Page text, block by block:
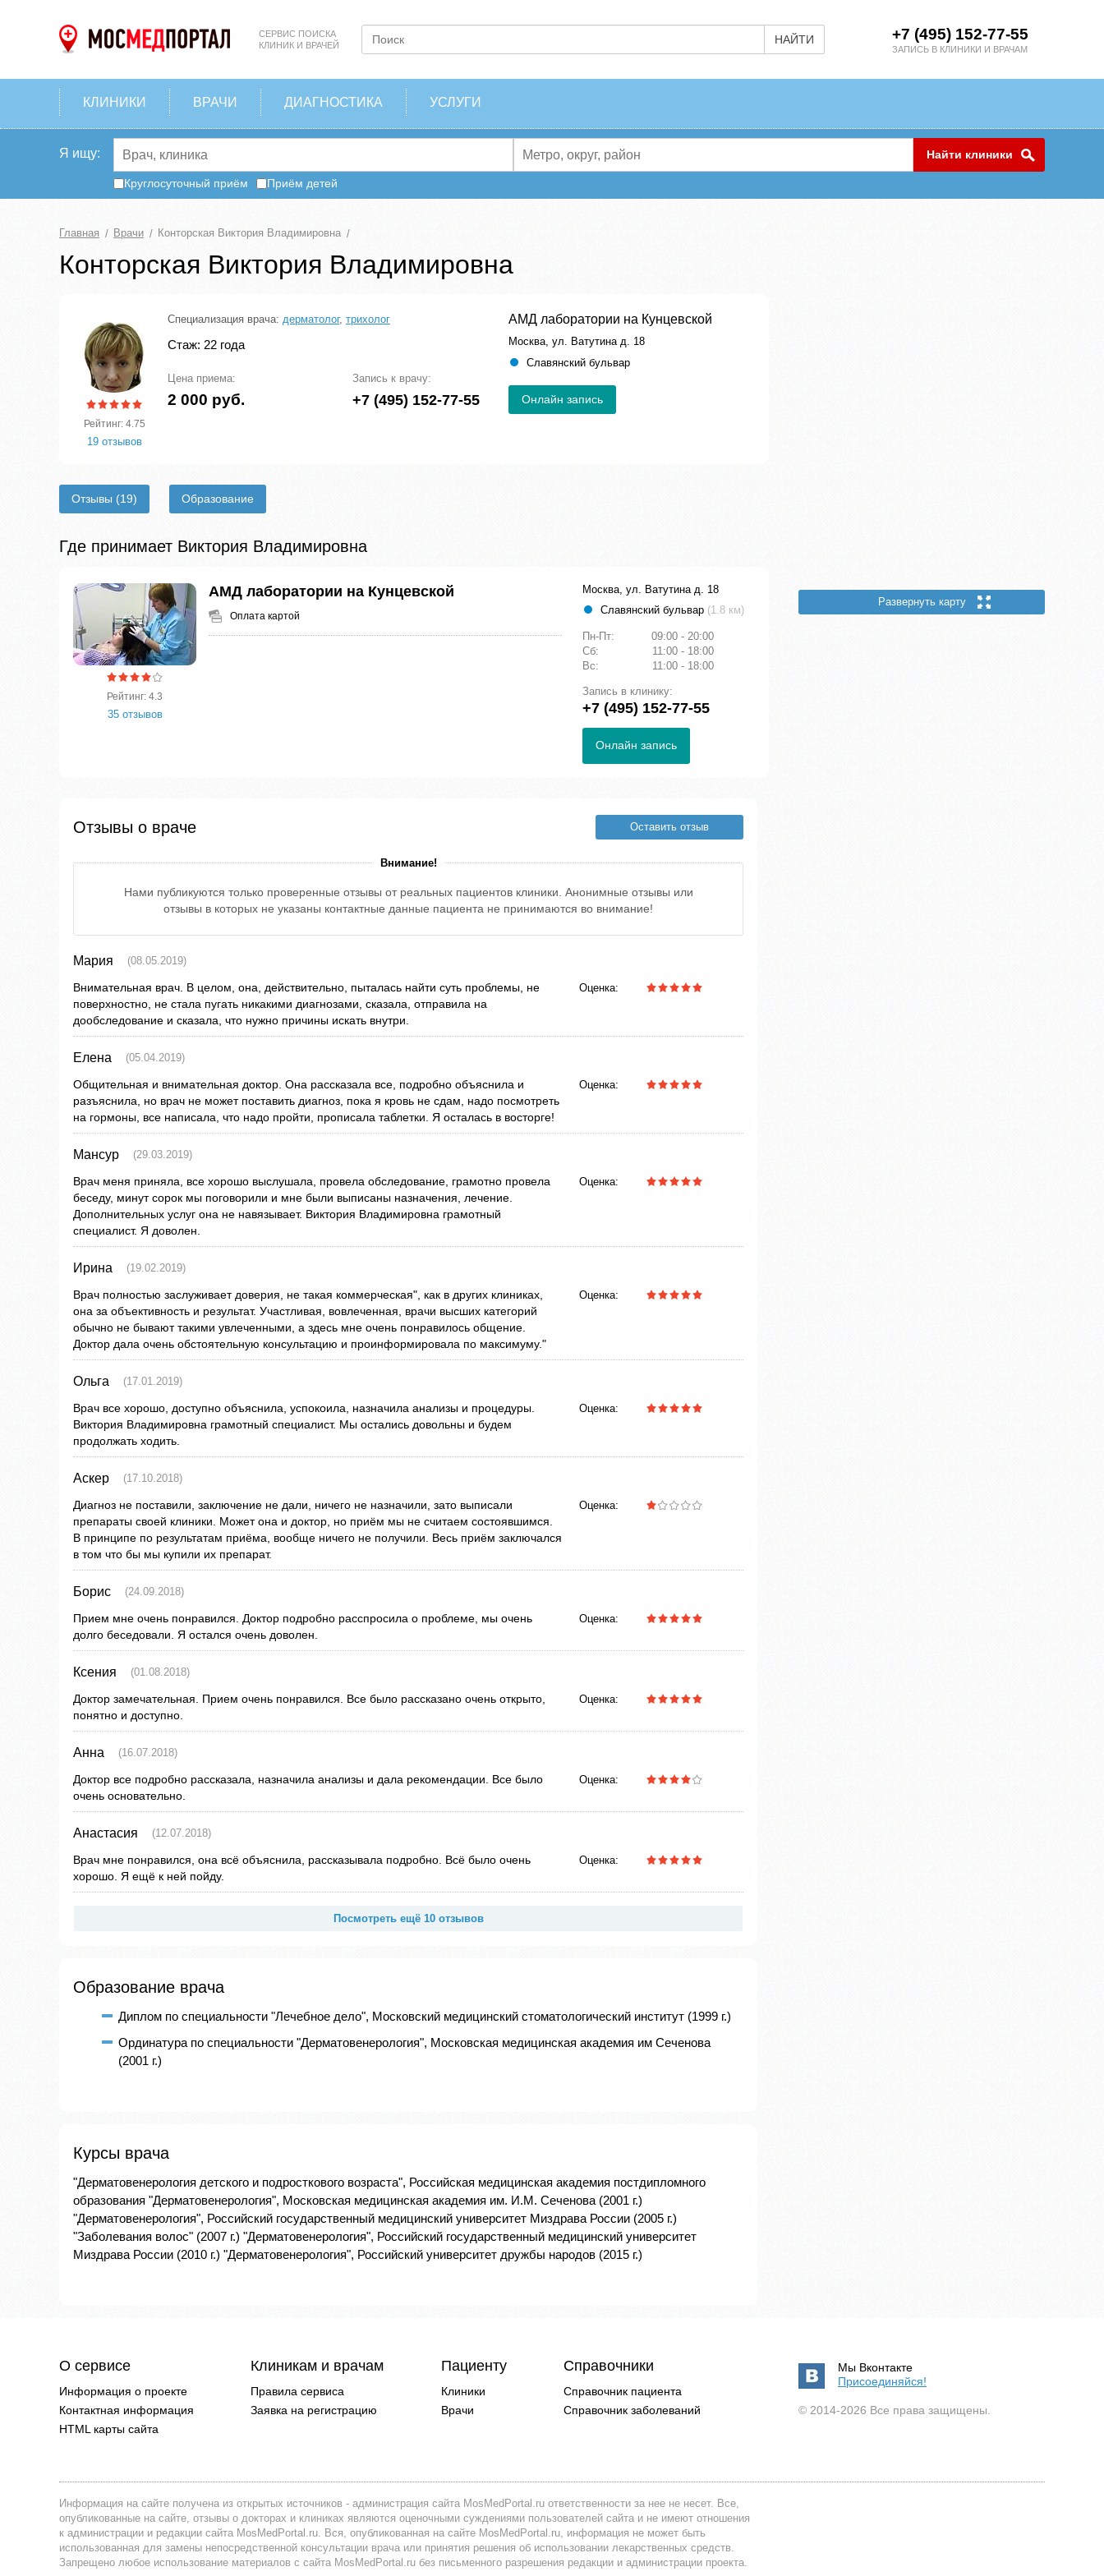
СЕРВИС ПОИСКА
КЛИНИК И ВРАЧЕЙ
НАЙТИ +7 (495) 152-77-55
ЗАПИСЬ В КЛИНИКИ И ВРАЧАМ
КЛИНИКИ ВРАЧИ ДИАГНОСТИКА УСЛУГИ
Я ищу: Найти клиники
Круглосуточный приём Приём детей
Главная Врачи Конторская Виктория Владимировна
Конторская Виктория Владимировна
Рейтинг: 4.75
19 отзывов
Специализация врача: дерматолог, трихолог
Стаж: 22 года
Цена приема:
2 000 руб.
Запись к врачу:
+7 (495) 152-77-55
АМД лаборатории на Кунцевской
Москва, ул. Ватутина д. 18
Славянский бульвар
Онлайн запись
Отзывы (19) Образование
Где принимает Виктория Владимировна
Рейтинг: 4.3
35 отзывов
АМД лаборатории на Кунцевской
Оплата картой
Москва, ул. Ватутина д. 18
Славянский бульвар (1.8 км)
Пн-Пт:
09:00 - 20:00
Сб:
11:00 - 18:00
Вс:
11:00 - 18:00
Запись в клинику:
+7 (495) 152-77-55
Онлайн запись
Отзывы о враче Оставить отзыв
Внимание!
Нами публикуются только проверенные отзывы от реальных пациентов клиники. Анонимные отзывы или
отзывы в которых не указаны контактные данные пациента не принимаются во внимание!
Мария (08.05.2019)
Внимательная врач. В целом, она, действительно, пыталась найти суть проблемы, не
поверхностно, не стала пугать никакими диагнозами, сказала, отправила на
дообследование и сказала, что нужно причины искать внутри.
Оценка:
Елена (05.04.2019)
Общительная и внимательная доктор. Она рассказала все, подробно объяснила и
разъяснила, но врач не может поставить диагноз, пока я кровь не сдам, надо посмотреть
на гормоны, все написала, что надо пройти, прописала таблетки. Я осталась в восторге!
Оценка:
Мансур (29.03.2019)
Врач меня приняла, все хорошо выслушала, провела обследование, грамотно провела
беседу, минут сорок мы поговорили и мне были выписаны назначения, лечение.
Дополнительных услуг она не навязывает. Виктория Владимировна грамотный
специалист. Я доволен.
Оценка:
Ирина (19.02.2019)
Врач полностью заслуживает доверия, не такая коммерческая", как в других клиниках,
она за объективность и результат. Участливая, вовлеченная, врачи высших категорий
обычно не бывают такими увлеченными, а здесь мне очень понравилось общение.
Доктор дала очень обстоятельную консультацию и проинформировала по максимуму."
Оценка:
Ольга (17.01.2019)
Врач все хорошо, доступно объяснила, успокоила, назначила анализы и процедуры.
Виктория Владимировна грамотный специалист. Мы остались довольны и будем
продолжать ходить.
Оценка:
Аскер (17.10.2018)
Диагноз не поставили, заключение не дали, ничего не назначили, зато выписали
препараты своей клиники. Может она и доктор, но приём мы не считаем состоявшимся.
В принципе по результатам приёма, вообще ничего не получили. Весь приём заключался
в том что бы мы купили их препарат.
Оценка:
Борис (24.09.2018)
Прием мне очень понравился. Доктор подробно расспросила о проблеме, мы очень
долго беседовали. Я остался очень доволен.
Оценка:
Ксения (01.08.2018)
Доктор замечательная. Прием очень понравился. Все было рассказано очень открыто,
понятно и доступно.
Оценка:
Анна (16.07.2018)
Доктор все подробно рассказала, назначила анализы и дала рекомендации. Все было
очень основательно.
Оценка:
Анастасия (12.07.2018)
Врач мне понравился, она всё объяснила, рассказывала подробно. Всё было очень
хорошо. Я ещё к ней пойду.
Оценка:
Посмотреть ещё 10 отзывов
Образование врача
Диплом по специальности "Лечебное дело", Московский медицинский стоматологический институт (1999 г.)
Ординатура по специальности "Дерматовенерология", Московская медицинская академия им Сеченова
(2001 г.)
Курсы врача
"Дерматовенерология детского и подросткового возраста", Российская медицинская академия постдипломного
образования "Дерматовенерология", Московская медицинская академия им. И.М. Сеченова (2001 г.)
"Дерматовенерология", Российский государственный медицинский университет Миздрава России (2005 г.)
"Заболевания волос" (2007 г.) "Дерматовенерология", Российский государственный медицинский университет
Миздрава России (2010 г.) "Дерматовенерология", Российский университет дружбы народов (2015 г.)
Развернуть карту
О сервисе
Информация о проекте
Контактная информация
HTML карты сайта
Клиникам и врачам
Правила сервиса
Заявка на регистрацию
Пациенту
Клиники
Врачи
Справочники
Справочник пациента
Справочник заболеваний
Мы Вконтакте
Присоединяйся!
© 2014-2026 Все права защищены.
Информация на сайте получена из открытых источников - администрация сайта MosMedPortal.ru ответственности за нее не несет. Все,
опубликованные на сайте, отзывы о докторах и клиниках являются оценочными суждениями пользователей сайта и не имеют отношения
к администрации и редакции сайта MosMedPortal.ru. Вся, опубликованная на сайте MosMedPortal.ru, информация не может быть
использованная для замены непосредственной консультации врача или принятия решения об использовании лекарственных средств.
Запрещено любое использование материалов с сайта MosMedPortal.ru без письменного разрешения редакции и администрации проекта.